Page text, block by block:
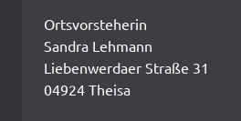
Ortsvorsteherin
Sandra Lehmann
Liebenwerdaer Straße 31
04924 Theisa